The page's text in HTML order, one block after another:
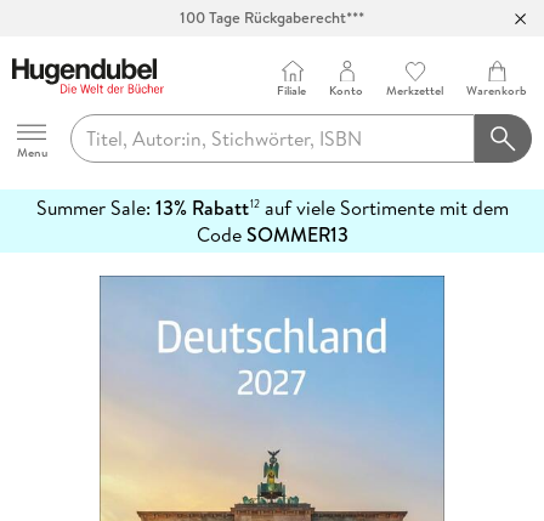
100 Tage Rückgaberecht***
Hugendubel
Menu
Filiale Konto Merkzettel Warenkorb
Summer Sale: 13% Rabatt12auf viele Sortimente mit dem
CodeSOMMER13
erfahren